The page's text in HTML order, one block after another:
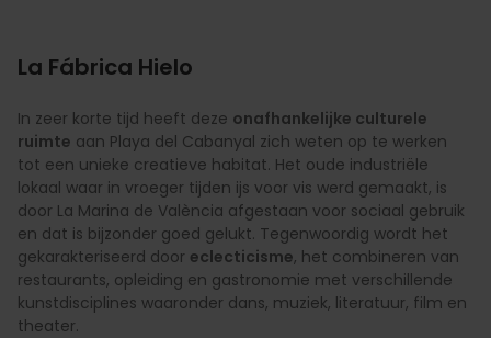
La Fábrica Hielo
In zeer korte tijd heeft deze onafhankelijke culturele
ruimte aan Playa del Cabanyal zich weten op te werken
tot een unieke creatieve habitat. Het oude industriële
lokaal waar in vroeger tijden ijs voor vis werd gemaakt, is
door La Marina de València afgestaan voor sociaal gebruik
en dat is bijzonder goed gelukt. Tegenwoordig wordt het
gekarakteriseerd door eclecticisme, het combineren van
restaurants, opleiding en gastronomie met verschillende
kunstdisciplines waaronder dans, muziek, literatuur, film en
theater.